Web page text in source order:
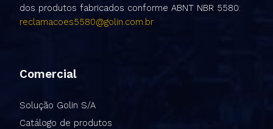
dos produtos fabricados conforme ABNT NBR 5580:
reclamacoes5580@golin.com.br
Comercial
Solução Golin S/A
Catálogo de produtos